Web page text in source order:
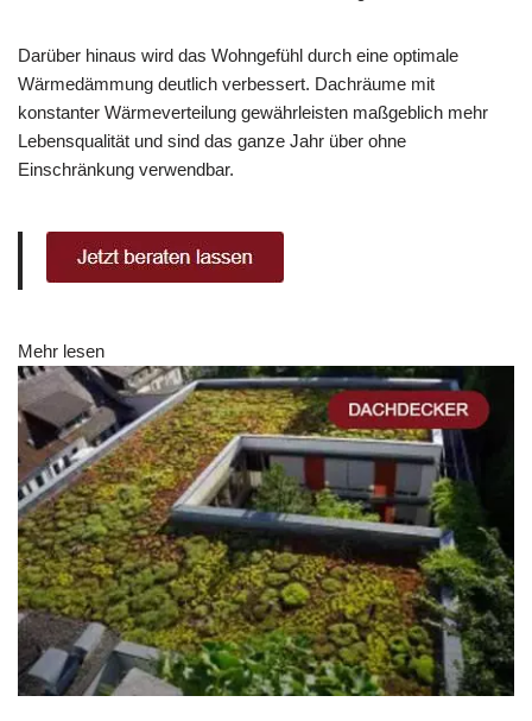
Darüber hinaus wird das Wohngefühl durch eine optimale
Wärmedämmung deutlich verbessert. Dachräume mit
konstanter Wärmeverteilung gewährleisten maßgeblich mehr
Lebensqualität und sind das ganze Jahr über ohne
Einschränkung verwendbar.
Mehr lesen